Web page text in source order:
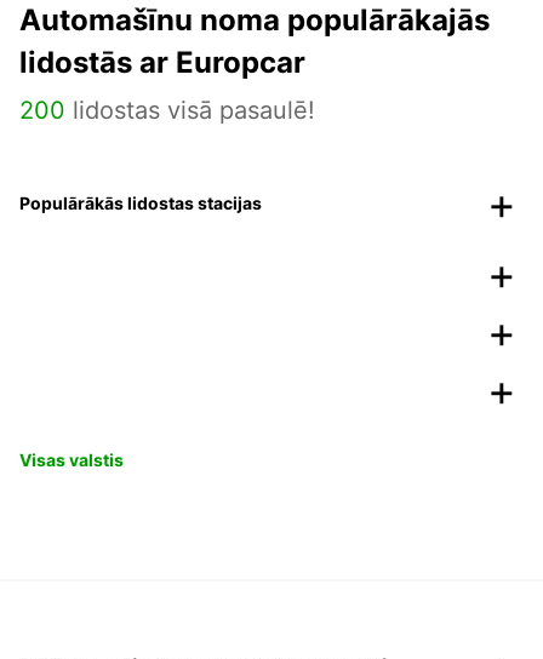
Automašīnu noma populārākajās
lidostās ar Europcar
200 lidostas visā pasaulē!
Populārākās lidostas stacijas
Visas valstis